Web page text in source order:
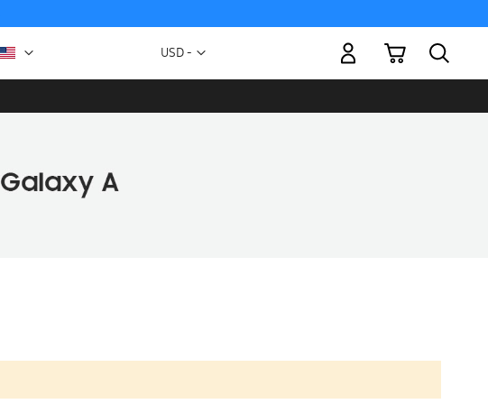
Moneda
USD -
Mi carrito